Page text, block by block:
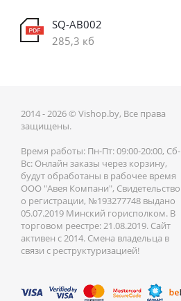
SQ-AB002
285,3 кб
2014 - 2026 © Vishop.by, Все права
защищены.
Время работы: Пн-Пт: 09:00-20:00, Сб-
Вс: Онлайн заказы через корзину,
будут обработаны в рабочее время
ООО "Авея Компани", Свидетельство
о регистрации, №193277748 выдано
05.07.2019 Минский горисполком. В
торговом реестре: 21.08.2019. Сайт
активен с 2014. Смена владельца в
связи с реструктуризацией!